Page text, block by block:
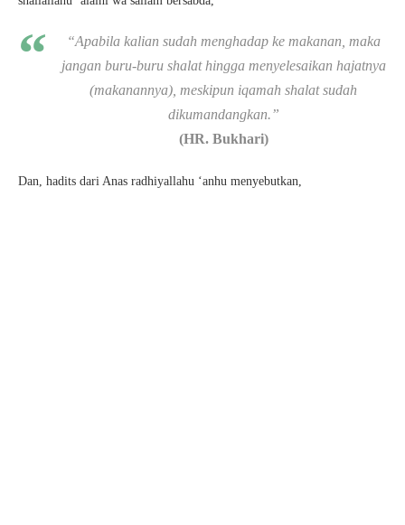
“Apabila kalian sudah menghadap ke makanan, maka
jangan buru-buru shalat hingga menyelesaikan hajatnya
(makanannya), meskipun iqamah shalat sudah
dikumandangkan.”
(HR. Bukhari)
Dan, hadits dari Anas radhiyallahu ‘anhu menyebutkan,